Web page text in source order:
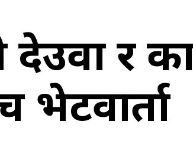
देउवा र
भेटवार्ता